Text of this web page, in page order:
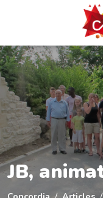
JB,
Panneau de gestion